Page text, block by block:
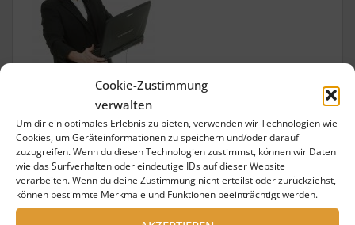
Cookie-Zustimmung
verwalten
Um dir ein optimales Erlebnis zu bieten, verwenden wir Technologien wie
Cookies, um Geräteinformationen zu speichern und/oder darauf
zuzugreifen. Wenn du diesen Technologien zustimmst, können wir Daten
wie das Surfverhalten oder eindeutige IDs auf dieser Website
verarbeiten. Wenn du deine Zustimmung nicht erteilst oder zurückziehst,
können bestimmte Merkmale und Funktionen beeinträchtigt werden.